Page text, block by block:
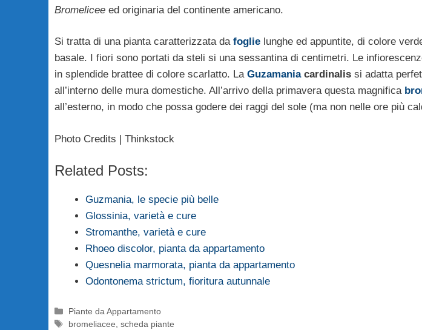
Bromeliceeed originaria del continente americano.
Si tratta di una pianta caratterizzata da foglielunghe ed appuntite, di colore
basale. I fiori sono portati da steli si una sessantina di centimetri. Le
in splendide brattee di colore scarlatto. La Guzamaniacardinalissi adatta
all’interno delle mura domestiche. All’arrivo della primavera questa magnifica
all’esterno, in modo che possa godere dei raggi del sole (ma non nelle ore più
Photo Credits | Thinkstock
Related Posts:
Guzmania, le specie più belle
Glossinia, varietà e cure
Stromanthe, varietà e cure
Rhoeo discolor, pianta da appartamento
Quesnelia marmorata, pianta da appartamento
Odontonema strictum, fioritura autunnale
Categorie
Piante da Appartamento
Tag
bromeliacee scheda piante